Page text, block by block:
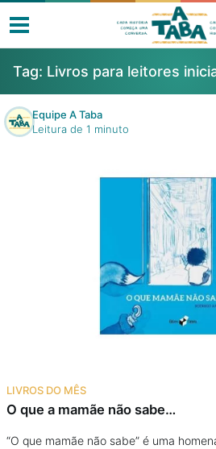
Livros
Na família
Tag: Livros para leitores
Equipe A Taba
Leitura de 1 minuto
LIVROS DO MÊS
O que a mamãe não sabe…
“O que mamãe não sabe” é uma